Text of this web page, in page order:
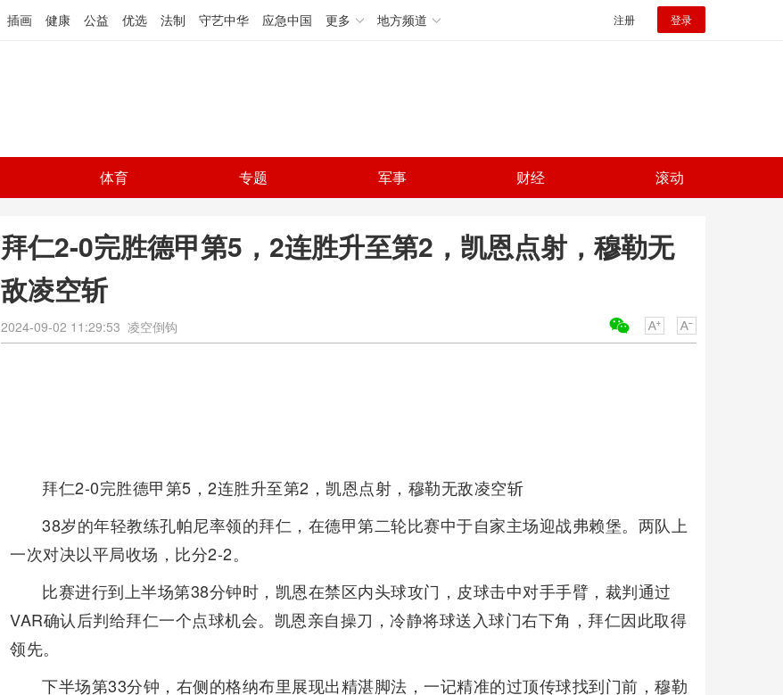
插画 健康 公益 优选 法制 守艺中华 应急中国 更多 地方频道 注册 登录
体育 专题 军事 财经 滚动
拜仁2-0完胜德甲第5，2连胜升至第2，凯恩点射，穆勒无
敌凌空斩
2024-09-02 11:29:53 凌空倒钩
拜仁2-0完胜德甲第5，2连胜升至第2，凯恩点射，穆勒无敌凌空斩
38岁的年轻教练孔帕尼率领的拜仁，在德甲第二轮比赛中于自家主场迎战弗赖堡。两队上
一次对决以平局收场，比分2-2。
比赛进行到上半场第38分钟时，凯恩在禁区内头球攻门，皮球击中对手手臂，裁判通过
VAR确认后判给拜仁一个点球机会。凯恩亲自操刀，冷静将球送入球门右下角，拜仁因此取得
领先。
下半场第33分钟，右侧的格纳布里展现出精湛脚法，一记精准的过顶传球找到门前，穆勒